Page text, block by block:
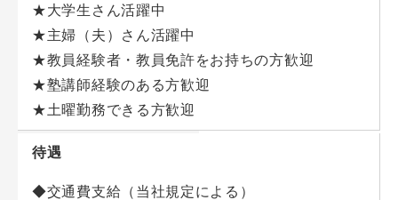
★大学生さん活躍中
★主婦（夫）さん活躍中
★教員経験者・教員免許をお持ちの方歓迎
★塾講師経験のある方歓迎
★土曜勤務できる方歓迎
待遇
◆交通費支給（当社規定による）